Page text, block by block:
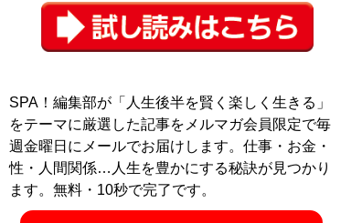
SPA！編集部が「人生後半を賢く楽しく生きる」
をテーマに厳選した記事をメルマガ会員限定で毎
週金曜日にメールでお届けします。仕事・お金・
性・人間関係…人生を豊かにする秘訣が見つかり
ます。無料・10秒で完了です。